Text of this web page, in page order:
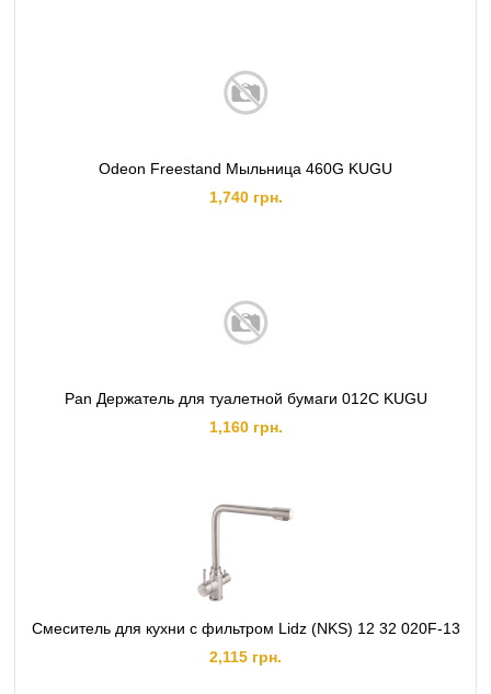
Odeon Freestand Мыльница 460G KUGU
1,740 грн.
Pan Держатель для туалетной бумаги 012C KUGU
1,160 грн.
Смеситель для кухни с фильтром Lidz (NKS) 12 32 020F-13
2,115 грн.